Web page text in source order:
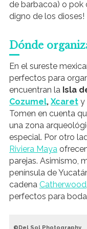
de barbacoa) o pok
digno de los dioses!
Dónde
En el sureste
perfectos para
encuentran la Isla
Cozumel, Xcarety
Tomen en cuenta
una zona
especial. Por otro
Riviera Maya
parejas. Asimismo,
península de
cadena Catherwood
perfectos para